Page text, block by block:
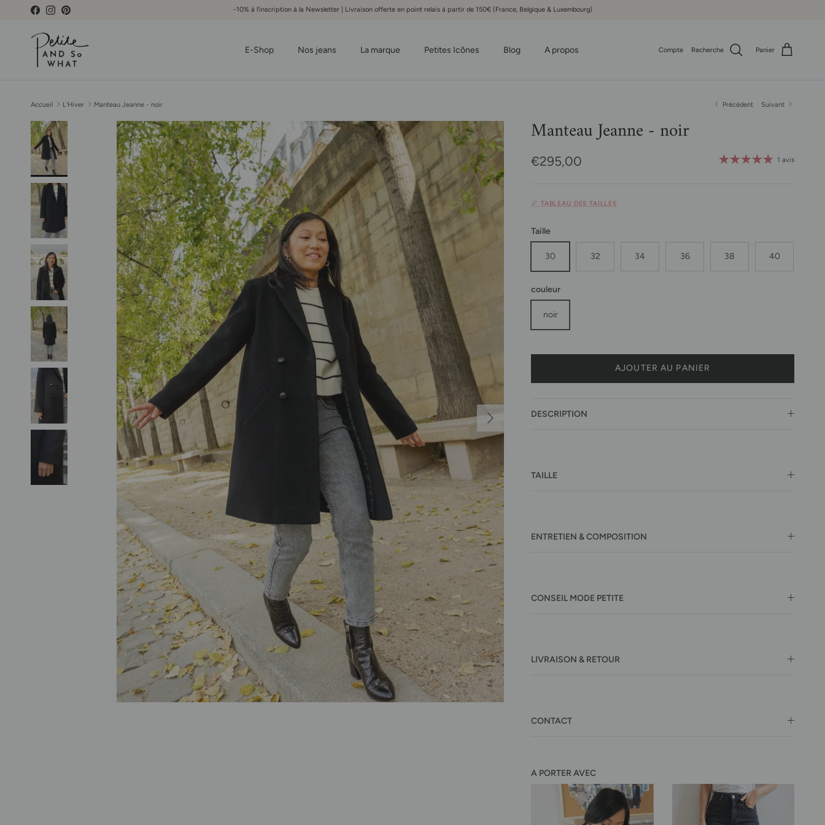
Aller au contenu
FacebookInstagramPinterest -10% à l'inscription à la Newsletter | Livraison offerte en point relais à partir de 150€ (France, Belgique & Luxembourg)
E-Shop Nos jeans La marque Petites Icônes Blog A propos Compte Recherche Panier
Accueil L'Hiver Manteau Jeanne - noir Précédent Suivant
Passer aux informations produits
Suivant
Manteau Jeanne - noir
Prix habituel
€295,00 1 avis
📏 TABLEAU DES TAILLES
Taille
30 32 34 36 38 40
couleur
noir
AJOUTER AU PANIER
DESCRIPTION
TAILLE
ENTRETIEN & COMPOSITION
CONSEIL MODE PETITE
LIVRAISON & RETOUR
CONTACT
A PORTER AVEC